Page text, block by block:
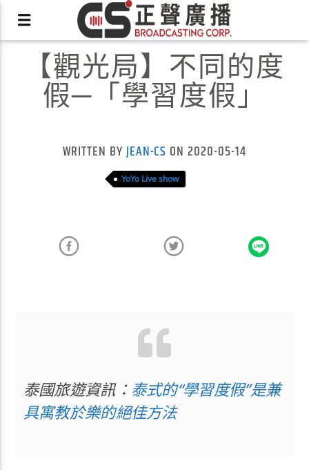
X
【觀光局】不同的度
假─「學習度假」
WRITTEN BY JEAN-CS ON 2020-05-14
YoYo Live show
泰國旅遊資訊： 泰式的“學習度假”是兼
具寓教於樂的絕佳方法